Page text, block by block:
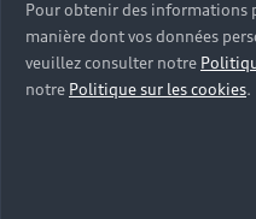
Pour obtenir des informations
manière dont vos données
veuillez consulter notre
notre Politique sur les cookies.